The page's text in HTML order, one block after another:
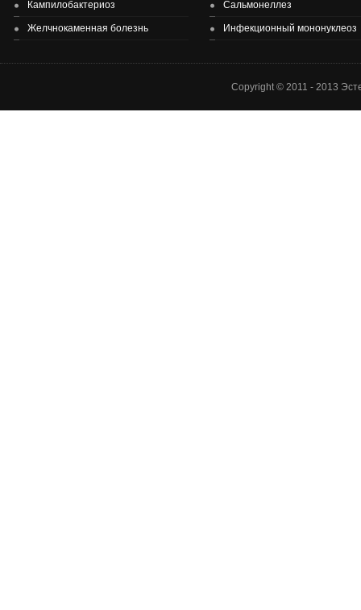
Кампилобактериоз
Желчнокаменная болезнь
Сальмонеллез
Инфекционный мононуклеоз
Copyright © 2011 - 2013